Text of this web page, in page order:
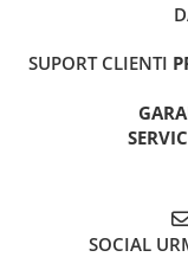
SUPORT CLIENTI
SOCIAL